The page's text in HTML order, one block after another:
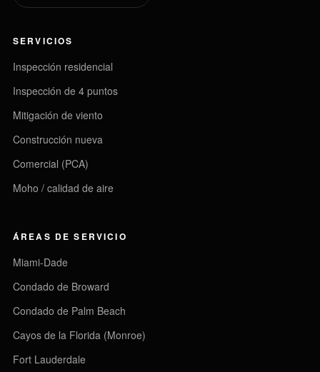
SERVICIOS
Inspección residencial
Inspección de 4 puntos
Mitigación de viento
Construcción nueva
Comercial (PCA)
Moho / calidad de aire
ÁREAS DE SERVICIO
Miami-Dade
Condado de Broward
Condado de Palm Beach
Cayos de la Florida (Monroe)
Fort Lauderdale